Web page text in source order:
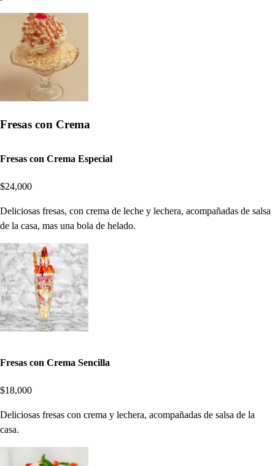
Fresas con Crema
Fresas con Crema Especial
$24,000
Deliciosas fresas, con crema de leche y lechera, acompañadas de salsa
de la casa, mas una bola de helado.
Fresas con Crema Sencilla
$18,000
Deliciosas fresas con crema y lechera, acompañadas de salsa de la
casa.